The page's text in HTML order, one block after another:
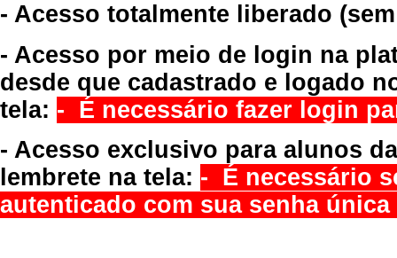
- Acesso totalmente liberado
- Acesso por meio de login na
desde que cadastrado e logado
tela: - É necessário fazer login
- Acesso exclusivo para alunos
lembrete na tela: - É necessário
autenticado com sua senha